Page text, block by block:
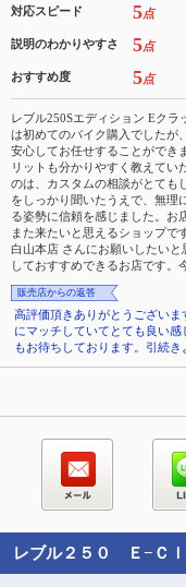
対応スピード 5点
説明のわかりやすさ 5点
おすすめ度 5点
レブル250Sエディション Eクラ
は初めてのバイク購入でしたが
安心してお任せすることができ
リットも分かりやすく教えてい
のは、カスタムの相談がとても
をしっかり聞いたうえで、無理
る姿勢に信頼を感じました。お
また来たいと思えるショップで
白山本店 さんにお願いしたい
しておすすめできるお店です。
販売店からの返答
高評価頂きありがとうござい
にマッチしていてとても良い
もお待ちしております。引続
レブル２５０ Ｅ−Ｃｌ